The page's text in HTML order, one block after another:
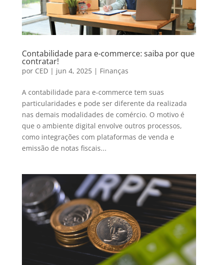
Contabilidade para e-commerce: saiba por que
contratar!
por CED| jun 4, 2025| Finanças
A contabilidade para e-commerce tem suas
particularidades e pode ser diferente da realizada
nas demais modalidades de comércio. O motivo é
que o ambiente digital envolve outros processos,
como integrações com plataformas de venda e
emissão de notas fiscais...